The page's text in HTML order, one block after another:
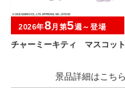
チャーミーキティ マスコット
2026年8月第5週～登場